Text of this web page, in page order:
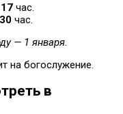
17 час.
час.
— 1 января.
на богослужение.
в